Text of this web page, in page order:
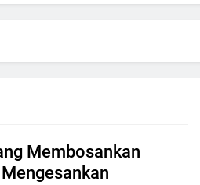
Membosankan